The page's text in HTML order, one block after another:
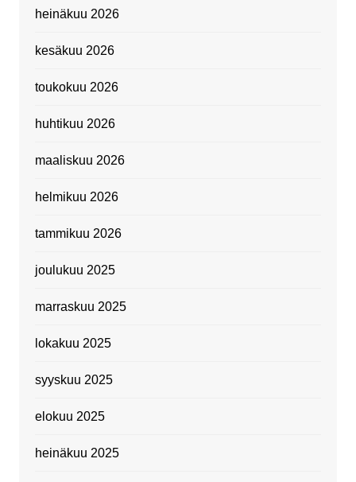
heinäkuu 2026
kesäkuu 2026
toukokuu 2026
huhtikuu 2026
maaliskuu 2026
helmikuu 2026
tammikuu 2026
joulukuu 2025
marraskuu 2025
lokakuu 2025
syyskuu 2025
elokuu 2025
heinäkuu 2025